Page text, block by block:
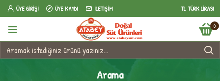
ÜYE GIRIŞI ÜYE KAYDI İLETIŞIM TL TÜRK LIRASI
0
Arama